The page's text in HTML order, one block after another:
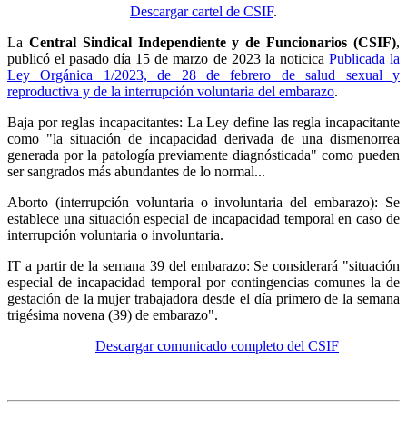
Descargar cartel de CSIF.
La Central Sindical Independiente y de Funcionarios (CSIF),
publicó el pasado día 15 de marzo de 2023 la noticica Publicada la
Ley Orgánica 1/2023, de 28 de febrero de salud sexual y
reproductiva y de la interrupción voluntaria del embarazo.
Baja por reglas incapacitantes: La Ley define las regla incapacitante
como "la situación de incapacidad derivada de una dismenorrea
generada por la patología previamente diagnósticada" como pueden
ser sangrados más abundantes de lo normal...
Aborto (interrupción voluntaria o involuntaria del embarazo): Se
establece una situación especial de incapacidad temporal en caso de
interrupción voluntaria o involuntaria.
IT a partir de la semana 39 del embarazo: Se considerará "situación
especial de incapacidad temporal por contingencias comunes la de
gestación de la mujer trabajadora desde el día primero de la semana
trigésima novena (39) de embarazo".
Descargar comunicado completo del CSIF